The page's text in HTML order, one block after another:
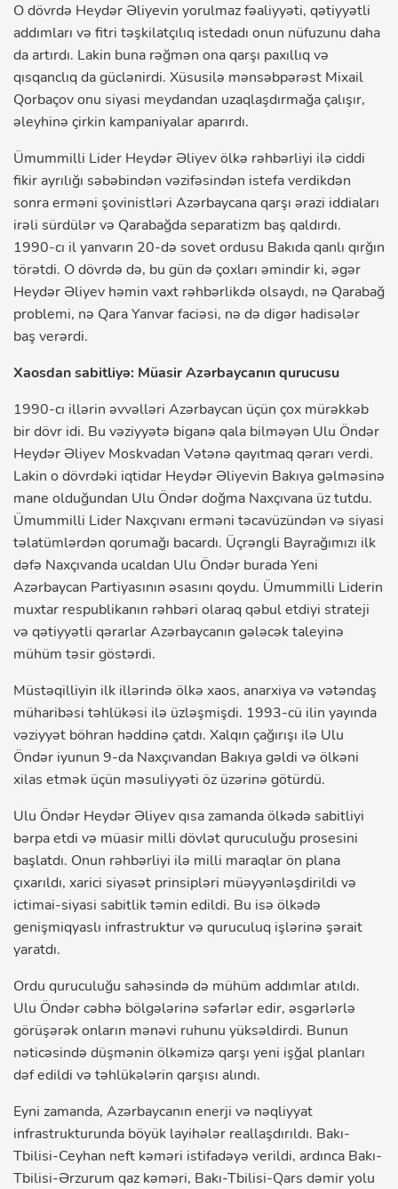
O dövrdə Heydər Əliyevin yorulmaz fəaliyyəti, qətiyyətli
addımları və fitri təşkilatçılıq istedadı onun nüfuzunu daha
da artırdı. Lakin buna rəğmən ona qarşı paxıllıq və
qısqanclıq da güclənirdi. Xüsusilə mənsəbpərəst Mixail
Qorbaçov onu siyasi meydandan uzaqlaşdırmağa çalışır,
əleyhinə çirkin kampaniyalar aparırdı.
Ümummilli Lider Heydər Əliyev ölkə rəhbərliyi ilə ciddi
fikir ayrılığı səbəbindən vəzifəsindən istefa verdikdən
sonra erməni şovinistləri Azərbaycana qarşı ərazi iddiaları
irəli sürdülər və Qarabağda separatizm baş qaldırdı.
1990-cı il yanvarın 20-də sovet ordusu Bakıda qanlı qırğın
törətdi. O dövrdə də, bu gün də çoxları əmindir ki, əgər
Heydər Əliyev həmin vaxt rəhbərlikdə olsaydı, nə Qarabağ
problemi, nə Qara Yanvar faciəsi, nə də digər hadisələr
baş verərdi.
Xaosdan sabitliyə: Müasir Azərbaycanın qurucusu
1990-cı illərin əvvəlləri Azərbaycan üçün çox mürəkkəb
bir dövr idi. Bu vəziyyətə biganə qala bilməyən Ulu Öndər
Heydər Əliyev Moskvadan Vətənə qayıtmaq qərarı verdi.
Lakin o dövrdəki iqtidar Heydər Əliyevin Bakıya gəlməsinə
mane olduğundan Ulu Öndər doğma Naxçıvana üz tutdu.
Ümummilli Lider Naxçıvanı erməni təcavüzündən və siyasi
təlatümlərdən qorumağı bacardı. Üçrəngli Bayrağımızı ilk
dəfə Naxçıvanda ucaldan Ulu Öndər burada Yeni
Azərbaycan Partiyasının əsasını qoydu. Ümummilli Liderin
muxtar respublikanın rəhbəri olaraq qəbul etdiyi strateji
və qətiyyətli qərarlar Azərbaycanın gələcək taleyinə
mühüm təsir göstərdi.
Müstəqilliyin ilk illərində ölkə xaos, anarxiya və vətəndaş
müharibəsi təhlükəsi ilə üzləşmişdi. 1993-cü ilin yayında
vəziyyət böhran həddinə çatdı. Xalqın çağırışı ilə Ulu
Öndər iyunun 9-da Naxçıvandan Bakıya gəldi və ölkəni
xilas etmək üçün məsuliyyəti öz üzərinə götürdü.
Ulu Öndər Heydər Əliyev qısa zamanda ölkədə sabitliyi
bərpa etdi və müasir milli dövlət quruculuğu prosesini
başlatdı. Onun rəhbərliyi ilə milli maraqlar ön plana
çıxarıldı, xarici siyasət prinsipləri müəyyənləşdirildi və
ictimai-siyasi sabitlik təmin edildi. Bu isə ölkədə
genişmiqyaslı infrastruktur və quruculuq işlərinə şərait
yaratdı.
Ordu quruculuğu sahəsində də mühüm addımlar atıldı.
Ulu Öndər cəbhə bölgələrinə səfərlər edir, əsgərlərlə
görüşərək onların mənəvi ruhunu yüksəldirdi. Bunun
nəticəsində düşmənin ölkəmizə qarşı yeni işğal planları
dəf edildi və təhlükələrin qarşısı alındı.
Eyni zamanda, Azərbaycanın enerji və nəqliyyat
infrastrukturunda böyük layihələr reallaşdırıldı. Bakı-
Tbilisi-Ceyhan neft kəməri istifadəyə verildi, ardınca Bakı-
Tbilisi-Ərzurum qaz kəməri, Bakı-Tbilisi-Qars dəmir yolu